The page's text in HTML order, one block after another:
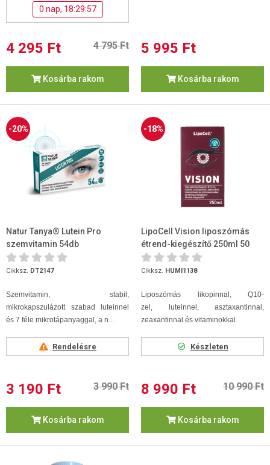
0 nap, 18:29:56
4 295 Ft 4 795 Ft
Kosárba rakom
5 995 Ft
Kosárba rakom
-20%
Natur Tanya® Lutein Pro
szemvitamin 54db
Cikksz. DT2147
Szemvitamin, stabil,
mikrokapszulázott szabad luteinnel
és 7 féle mikrotápanyaggal, a n...
Rendelésre
3 190 Ft 3 990 Ft
Kosárba rakom
-18%
LipoCell Vision liposzómás
étrend-kiegészítő 250ml 50
adag
Cikksz. HUMI1138
Liposzómás likopinnal, Q10-
zel, luteinnel, asztaxantinnal,
zeaxantinnal és vitaminokkal.
Készleten
8 990 Ft 10 990 Ft
Kosárba rakom